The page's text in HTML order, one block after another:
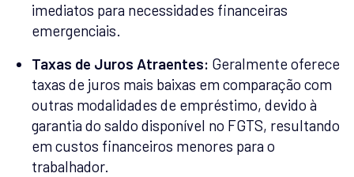
imediatos para necessidades financeiras
emergenciais.
Taxas de Juros Atraentes: Geralmente oferece
taxas de juros mais baixas em comparação com
outras modalidades de empréstimo, devido à
garantia do saldo disponível no FGTS, resultando
em custos financeiros menores para o
trabalhador.